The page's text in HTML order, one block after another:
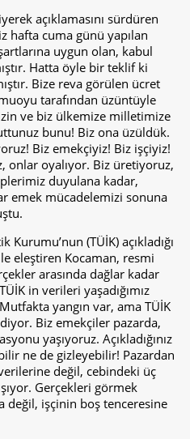
açıklamasını sürdüren
hafta cuma günü yapılan
uygun olan, kabul
Hatta öyle bir teklif ki
Bize reva görülen ücret
tarafından üzüntüyle
ve biz ülkemize milletimize
bunu! Biz ona üzüldük.
Biz emekçiyiz! Biz işçiyiz!
onlar oyalıyor. Biz üretiyoruz,
duyulana kadar,
emek mücadelemizi sonuna
(TÜİK) açıkladığı
eleştiren Kocaman, resmi
arasında dağlar kadar
in verileri yaşadığımız
Mutfakta yangın var, ama TÜİK
Biz emekçiler pazarda,
yaşıyoruz. Açıkladığınız
ne de gizleyebilir! Pazardan
değil, cebindeki üç
Gerçekleri görmek
değil, işçinin boş tenceresine